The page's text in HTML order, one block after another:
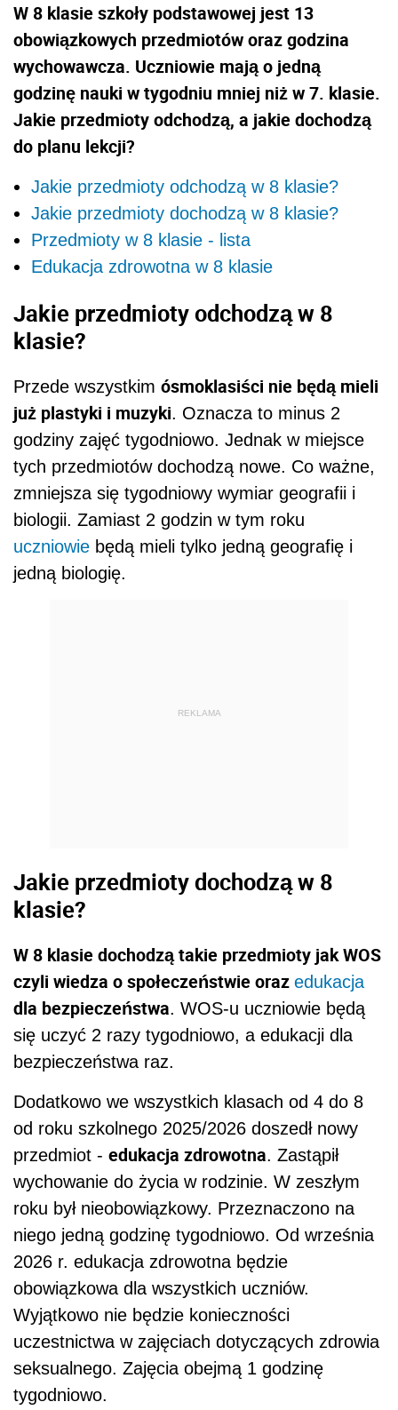
W 8 klasie szkoły podstawowej jest 13
obowiązkowych przedmiotów oraz godzina
wychowawcza. Uczniowie mają o jedną
godzinę nauki w tygodniu mniej niż w 7. klasie.
Jakie przedmioty odchodzą, a jakie dochodzą
do planu lekcji?
Jakie przedmioty odchodzą w 8 klasie?
Jakie przedmioty dochodzą w 8 klasie?
Przedmioty w 8 klasie - lista
Edukacja zdrowotna w 8 klasie
Jakie przedmioty odchodzą w 8
klasie?
Przede wszystkim ósmoklasiści nie będą mieli
już plastyki i muzyki. Oznacza to minus 2
godziny zajęć tygodniowo. Jednak w miejsce
tych przedmiotów dochodzą nowe. Co ważne,
zmniejsza się tygodniowy wymiar geografii i
biologii. Zamiast 2 godzin w tym roku
uczniowie będą mieli tylko jedną geografię i
jedną biologię.
REKLAMA
Jakie przedmioty dochodzą w 8
klasie?
W 8 klasie dochodzą takie przedmioty jak WOS
czyli wiedza o społeczeństwie oraz edukacja
dla bezpieczeństwa. WOS-u uczniowie będą
się uczyć 2 razy tygodniowo, a edukacji dla
bezpieczeństwa raz.
Dodatkowo we wszystkich klasach od 4 do 8
od roku szkolnego 2025/2026 doszedł nowy
przedmiot - edukacja zdrowotna. Zastąpił
wychowanie do życia w rodzinie. W zeszłym
roku był nieobowiązkowy. Przeznaczono na
niego jedną godzinę tygodniowo. Od września
2026 r. edukacja zdrowotna będzie
obowiązkowa dla wszystkich uczniów.
Wyjątkowo nie będzie konieczności
uczestnictwa w zajęciach dotyczących zdrowia
seksualnego. Zajęcia obejmą 1 godzinę
tygodniowo.